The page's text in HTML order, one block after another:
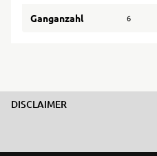
Ganganzahl 6
DISCLAIMER